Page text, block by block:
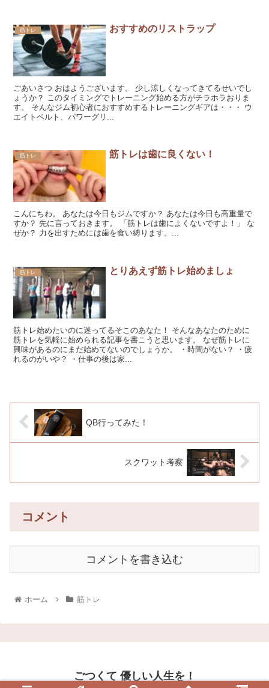
筋トレ おすすめのリストラップ
ごあいさつ おはようございます。 少し涼しくなってきてるせいでし
ょうか？ このタイミングでトレーニング始める方がチラホラおりま
す。 そんなジム初心者におすすめするトレーニングギアは・・・ ウ
エイトベルト、パワーグリ...
筋トレ 筋トレは歯に良くない！
こんにちわ。 あなたは今日もジムですか？ あなたは今日も高重量で
すか？ 先に言っておきます。 「筋トレは歯によくないですよ！」 な
ぜか？ 力を出すためには歯を食い縛ります。...
筋トレ とりあえず筋トレ始めましょ
筋トレ始めたいのに迷ってるそこのあなた！ そんなあなたのために
筋トレを気軽に始められる記事を書こうと思います。 なぜ筋トレに
興味があるのにまだ始めてないのでしょうか。 ・時間がない？ ・疲
れるのがいや？ ・仕事の後は家...
QB行ってみた！
スクワット考察
コメント
コメントを書き込む
ホーム 筋トレ
ごつくて 優しい人生を！